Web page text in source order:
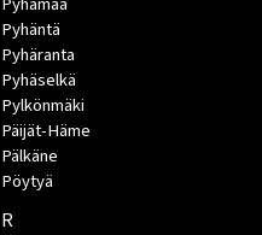
Pyhäntä
Pyhäranta
Pyhäselkä
Pylkönmäki
Päijät-Häme
Pälkäne
Pöytyä
R